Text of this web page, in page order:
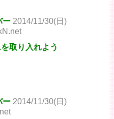
ー 2014/11/30(日)
取り入れよう
ー 2014/11/30(日)